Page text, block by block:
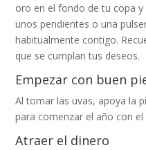
oro en el fondo de tu copa y
unos pendientes o una
habitualmente contigo.
que se cumplan tus deseos.
Empezar con buen
Al tomar las uvas, apoya la
para comenzar el año con el
Atraer el dinero